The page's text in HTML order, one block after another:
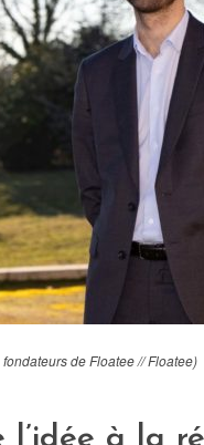
de Floatee // Floatee)